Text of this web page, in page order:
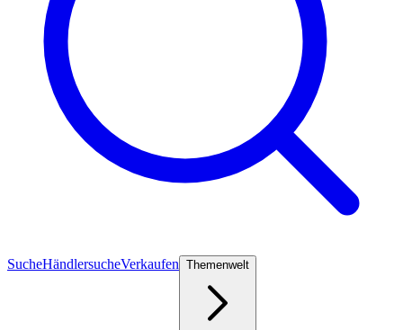
SucheHändlersucheVerkaufen Themenwelt